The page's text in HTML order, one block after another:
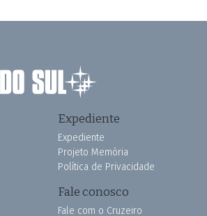
Expediente
Expediente
Projeto Memória
Política de Privacidade
Fale conosco
Fale com o Cruzeiro